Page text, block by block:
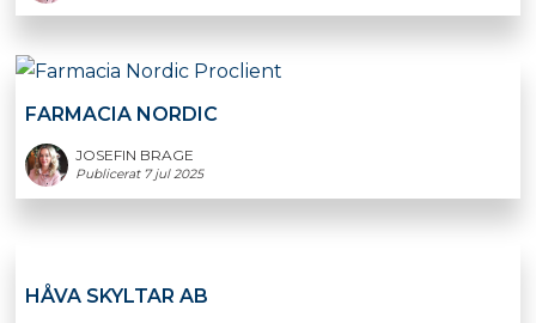
FARMACIA NORDIC
JOSEFIN BRAGE
Publicerat 7 jul 2025
HÅVA SKYLTAR AB